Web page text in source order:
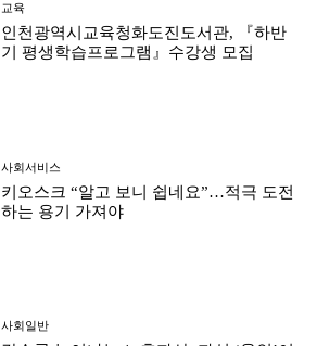
교육
인천광역시교육청화도진도서관, 『하반
기 평생학습프로그램』수강생 모집
사회서비스
키오스크 “알고 보니 쉽네요”…적극 도전
하는 용기 가져야
사회일반